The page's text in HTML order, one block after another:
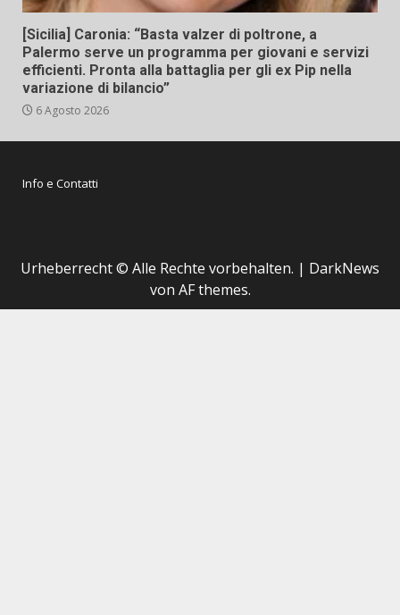
[Sicilia] Caronia: “Basta valzer di poltrone, a
Palermo serve un programma per giovani e servizi
efficienti. Pronta alla battaglia per gli ex Pip nella
variazione di bilancio”
6 Agosto 2026
Info e Contatti
Urheberrecht © Alle Rechte vorbehalten. | DarkNews
von AF themes.